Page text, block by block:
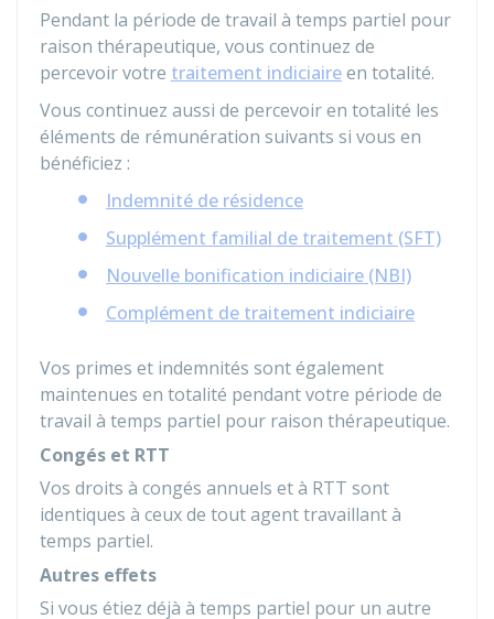
Pendant la période de travail à temps partiel pour
raison thérapeutique, vous continuez de
percevoir votre traitement indiciaireen totalité.
Vous continuez aussi de percevoir en totalité les
éléments de rémunération suivants si vous en
bénéficiez :
Indemnité de résidence
Supplément familial de traitement (SFT)
Nouvelle bonification indiciaire (NBI)
Complément de traitement indiciaire
Vos primes et indemnités sont également
maintenues en totalité pendant votre période de
travail à temps partiel pour raison thérapeutique.
Congés et RTT
Vos droits à congés annuels et à RTT sont
identiques à ceux de tout agent travaillant à
temps partiel.
Autres effets
Si vous étiez déjà à temps partiel pour un autre